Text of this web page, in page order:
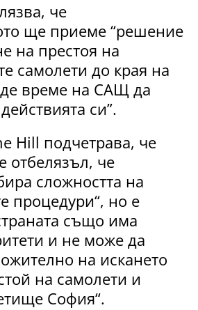
че
ще приеме “решение
на престоя на
самолети до края на
време на САЩ да
си”.
Hill подчетрава, че
отбелязъл, че
сложността на
процедури“, но е
също има
и не може да
на искането
на самолети и
София“.